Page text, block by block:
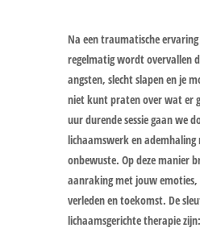
Na een traumatische
regelmatig wordt overvallen
angsten, slecht slapen en je
niet kunt praten over wat er
uur durende sessie gaan we
lichaamswerk en
onbewuste. Op deze manier
aanraking met jouw emoties,
verleden en toekomst. De
lichaamsgerichte therapie